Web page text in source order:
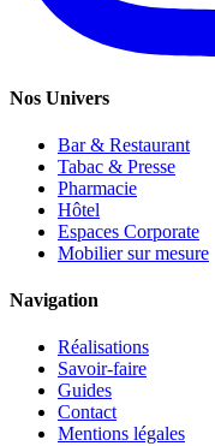
Nos Univers
Bar & Restaurant
Tabac & Presse
Pharmacie
Hôtel
Espaces Corporate
Mobilier sur mesure
Navigation
Réalisations
Savoir-faire
Guides
Contact
Mentions légales